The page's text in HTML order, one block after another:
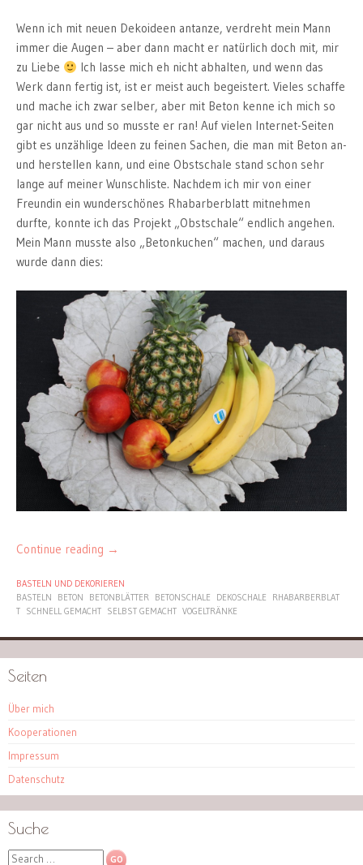
Wenn ich mit neuen Dekoideen antanze, verdreht mein Mann
immer die Augen – aber dann macht er natürlich doch mit, mir
zu Liebe
Ich lasse mich eh nicht abhalten, und wenn das
Werk dann fertig ist, ist er meist auch begeistert. Vieles schaffe
und mache ich zwar selber, aber mit Beton kenne ich mich so
gar nicht aus und so musste er ran! Auf vielen Internet-Seiten
gibt es unzählige Ideen zu feinen Sachen, die man mit Beton an-
und herstellen kann, und eine Obstschale stand schon sehr
lange auf meiner Wunschliste. Nachdem ich mir von einer
Freundin ein wunderschönes Rhabarberblatt mitnehmen
durfte, konnte ich das Projekt „Obstschale“ endlich angehen.
Mein Mann musste also „Betonkuchen“ machen, und daraus
wurde dann dies:
Continue reading →
BASTELN UND DEKORIEREN
BASTELN
BETON BETONBLÄTTER BETONSCHALE DEKOSCHALE
RHABARBERBLAT
T SCHNELL GEMACHT SELBST GEMACHT VOGELTRÄNKE
Seiten
Über mich
Kooperationen
Impressum
Datenschutz
Suche
Search